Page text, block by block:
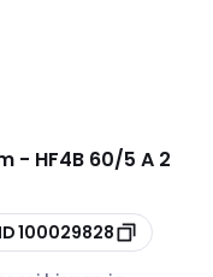
- HF4B 60/5 A 2
100029828